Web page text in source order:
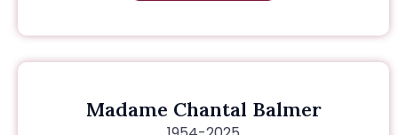
Madame Chantal Balmer